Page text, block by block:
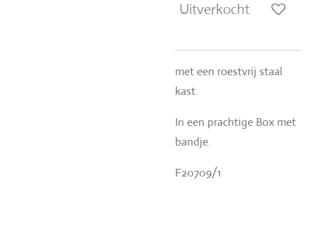
Uitverkocht
met een roestvrij staal
kast.
In een prachtige Box met
bandje.
F20709/1